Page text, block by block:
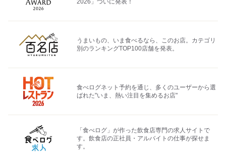
2026」ついに発表！
うまいもの、いま食べるなら、このお店。カテゴリ
別のランキングTOP100店舗を発表。
食べログネット予約を通じ、多くのユーザーから選
ばれた"いま、熱い注目を集めるお店"
「食べログ」が作った飲食店専門の求人サイトで
す。飲食店の正社員・アルバイトの仕事が探せま
す。